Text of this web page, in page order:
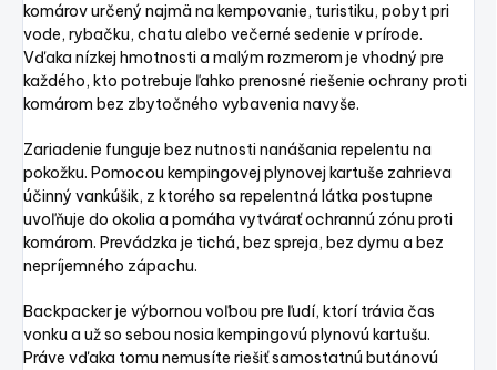
komárov určený najmä na kempovanie, turistiku, pobyt pri
vode, rybačku, chatu alebo večerné sedenie v prírode.
Vďaka nízkej hmotnosti a malým rozmerom je vhodný pre
každého, kto potrebuje ľahko prenosné riešenie ochrany proti
komárom bez zbytočného vybavenia navyše.
Zariadenie funguje bez nutnosti nanášania repelentu na
pokožku. Pomocou kempingovej plynovej kartuše zahrieva
účinný vankúšik, z ktorého sa repelentná látka postupne
uvoľňuje do okolia a pomáha vytvárať ochrannú zónu proti
komárom. Prevádzka je tichá, bez spreja, bez dymu a bez
nepríjemného zápachu.
Backpacker je výbornou voľbou pre ľudí, ktorí trávia čas
vonku a už so sebou nosia kempingovú plynovú kartušu.
Práve vďaka tomu nemusíte riešiť samostatnú butánovú